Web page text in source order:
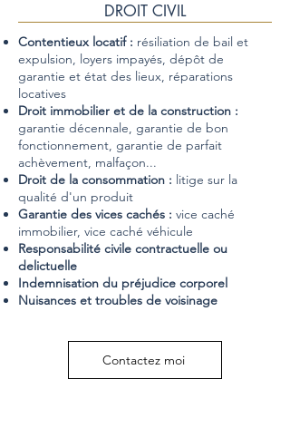
DROIT CIVIL
Contentieux locatif : résiliation de bail et
expulsion, loyers impayés, dépôt de
garantie et état des lieux, réparations
locatives
Droit immobilier et de la construction :
garantie décennale, garantie de bon
fonctionnement, garantie de parfait
achèvement, malfaçon...
Droit de la consommation : litige sur la
qualité d'un produit
Garantie des vices cachés : vice caché
immobilier, vice caché véhicule
Responsabilité civile contractuelle ou
delictuelle
Indemnisation du préjudice corporel
Nuisances et troubles de voisinage
Contactez moi